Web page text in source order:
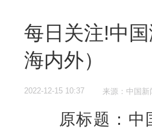
每日关注!中
海内外）
2022-12-15 10:37 来源：中国
原标题：中国